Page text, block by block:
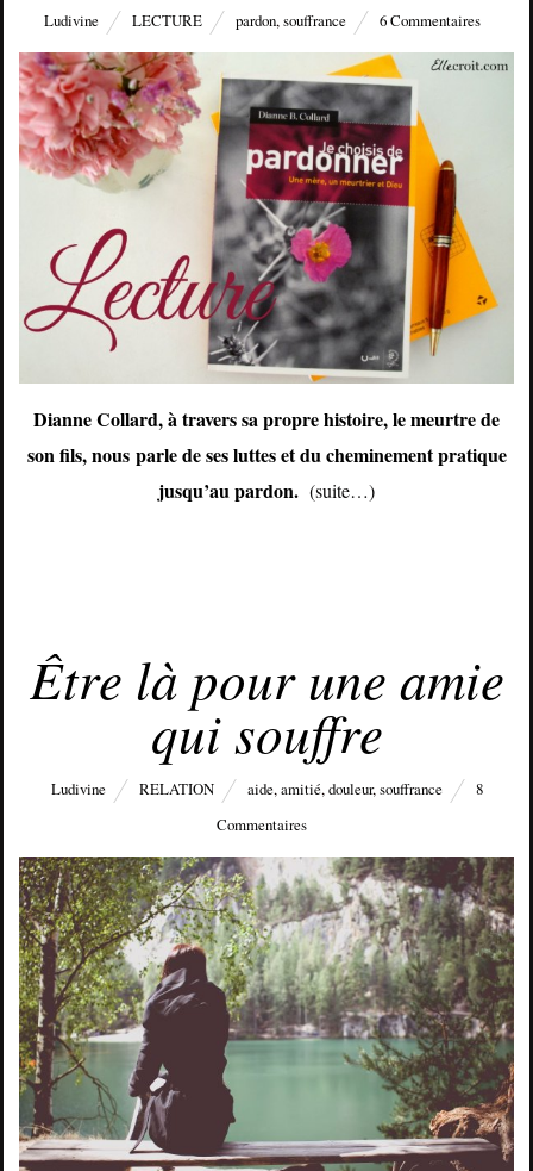
Ludivine LECTURE pardon,souffrance 6 Commentaires
Dianne Collard, à travers sa propre histoire, le meurtre de
son fils, nous parle de ses luttes et du cheminement pratique
jusqu’au pardon. (suite…)
Être là pour une amie
qui souffre
Ludivine RELATION aide,amitié,douleur,souffrance
8
Commentaires